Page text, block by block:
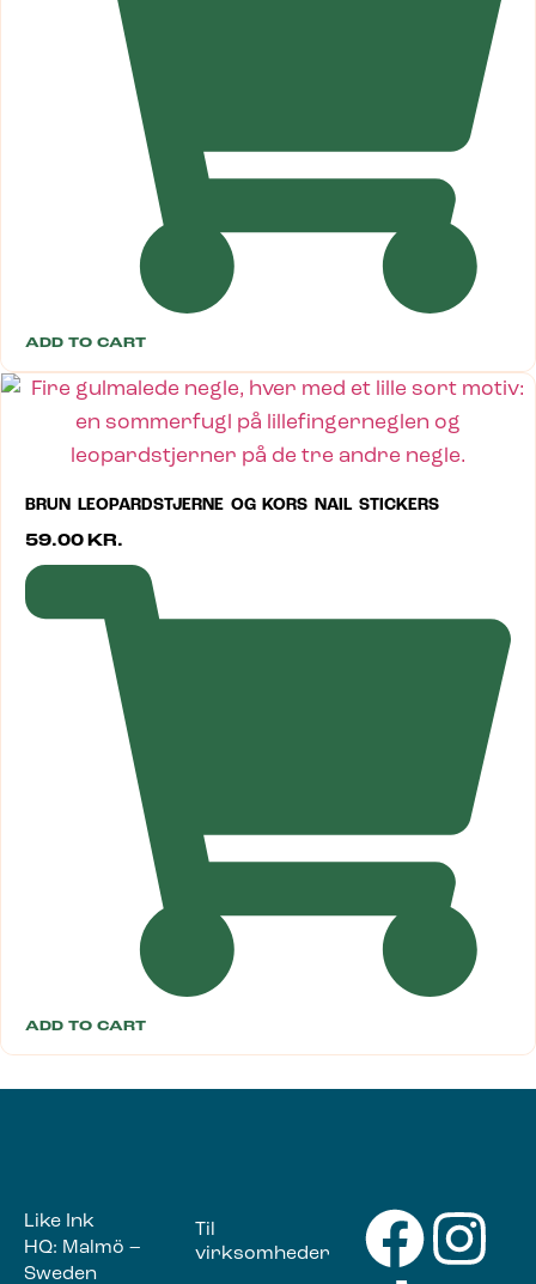
ADD TO CART
BRUN LEOPARDSTJERNE OG KORS NAIL STICKERS
59.00 KR.
ADD TO CART
Like Ink
HQ: Malmö –
Sweden
Til
virksomheder